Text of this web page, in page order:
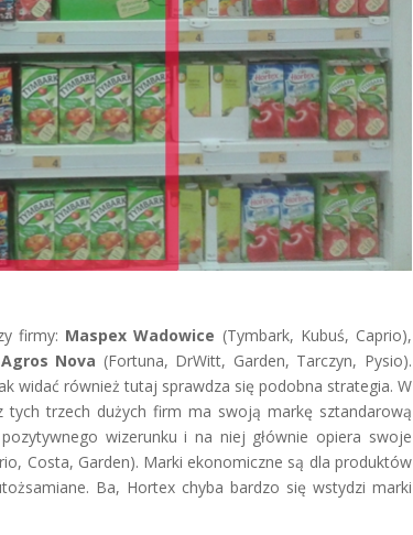
firmy: Maspex Wadowice (Tymbark, Kubuś, Caprio),
Agros Nova (Fortuna, DrWitt, Garden, Tarczyn, Pysio).
widać również tutaj sprawdza się podobna strategia. W
trzech dużych firm ma swoją markę sztandarową
wizerunku i na niej głównie opiera swoje
Costa, Garden). Marki ekonomiczne są dla produktów
Ba, Hortex chyba bardzo się wstydzi marki